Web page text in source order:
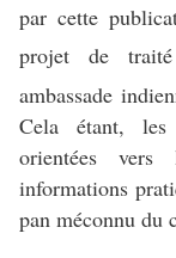
par cette
projet de
ambassade
Cela étant,
orientées
informations
pan méconnu du